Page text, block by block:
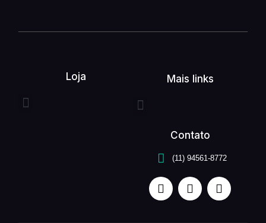
Loja Mais links
Contato
(11) 94561-8772